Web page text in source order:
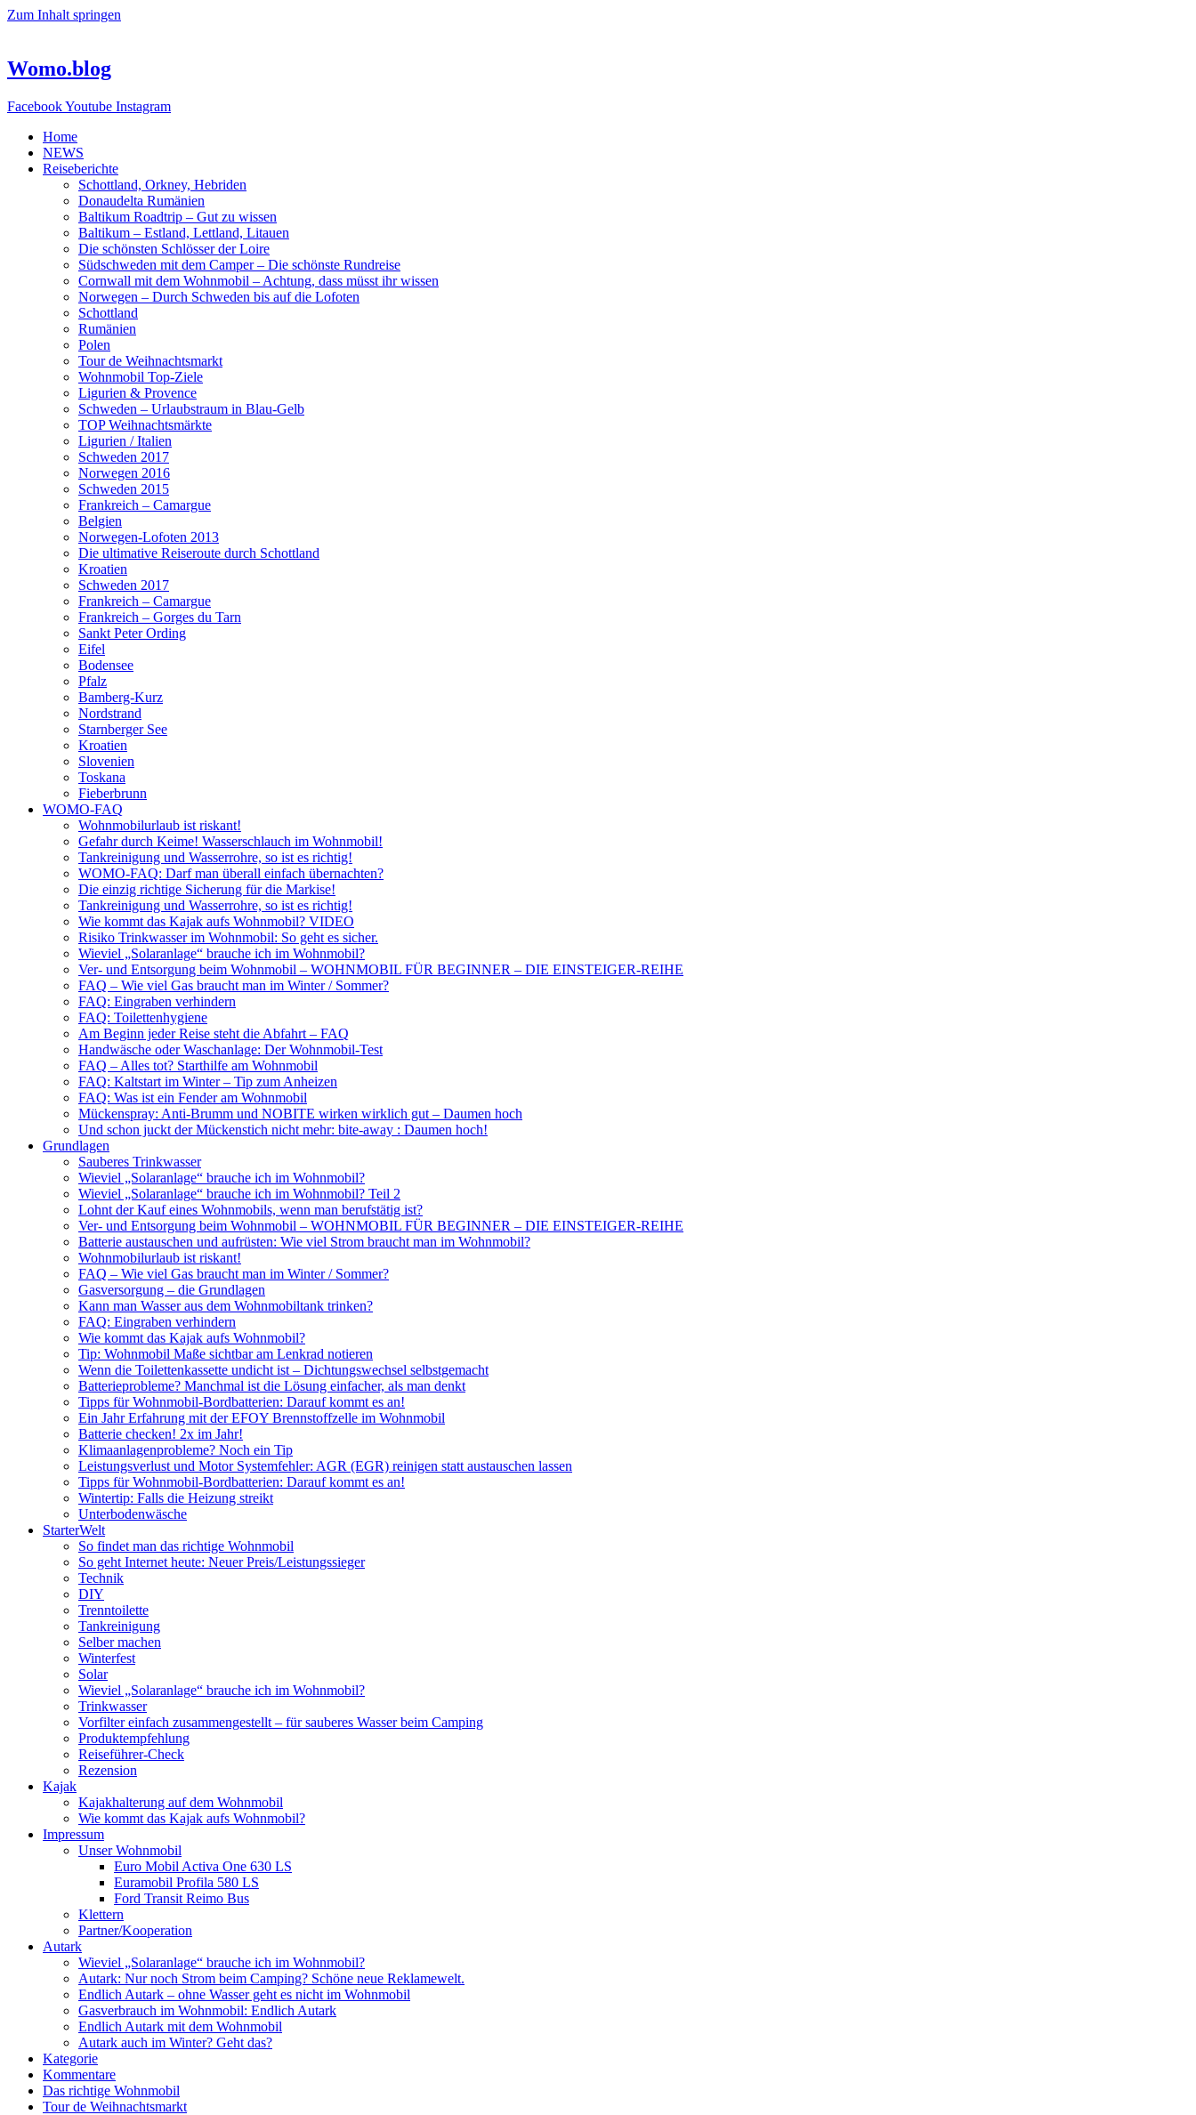
Zum Inhalt springen
Womo.blog
FacebookYoutube Instagram
Home
NEWS
Reiseberichte
Schottland, Orkney, Hebriden
Donaudelta Rumänien
Baltikum Roadtrip – Gut zu wissen
Baltikum – Estland, Lettland, Litauen
Die schönsten Schlösser der Loire
Südschweden mit dem Camper – Die schönste Rundreise
Cornwall mit dem Wohnmobil – Achtung, dass müsst ihr wissen
Norwegen – Durch Schweden bis auf die Lofoten
Schottland
Rumänien
Polen
Tour de Weihnachtsmarkt
Wohnmobil Top-Ziele
Ligurien & Provence
Schweden – Urlaubstraum in Blau-Gelb
TOP Weihnachtsmärkte
Ligurien / Italien
Schweden 2017
Norwegen 2016
Schweden 2015
Frankreich – Camargue
Belgien
Norwegen-Lofoten 2013
Die ultimative Reiseroute durch Schottland
Kroatien
Schweden 2017
Frankreich – Camargue
Frankreich – Gorges du Tarn
Sankt Peter Ording
Eifel
Bodensee
Pfalz
Bamberg-Kurz
Nordstrand
Starnberger See
Kroatien
Slovenien
Toskana
Fieberbrunn
WOMO-FAQ
Wohnmobilurlaub ist riskant!
Gefahr durch Keime! Wasserschlauch im Wohnmobil!
Tankreinigung und Wasserrohre, so ist es richtig!
WOMO-FAQ: Darf man überall einfach übernachten?
Die einzig richtige Sicherung für die Markise!
Tankreinigung und Wasserrohre, so ist es richtig!
Wie kommt das Kajak aufs Wohnmobil? VIDEO
Risiko Trinkwasser im Wohnmobil: So geht es sicher.
Wieviel „Solaranlage“ brauche ich im Wohnmobil?
Ver- und Entsorgung beim Wohnmobil – WOHNMOBIL FÜR BEGINNER – DIE EINSTEIGER-REIHE
FAQ – Wie viel Gas braucht man im Winter / Sommer?
FAQ: Eingraben verhindern
FAQ: Toilettenhygiene
Am Beginn jeder Reise steht die Abfahrt – FAQ
Handwäsche oder Waschanlage: Der Wohnmobil-Test
FAQ – Alles tot? Starthilfe am Wohnmobil
FAQ: Kaltstart im Winter – Tip zum Anheizen
FAQ: Was ist ein Fender am Wohnmobil
Mückenspray: Anti-Brumm und NOBITE wirken wirklich gut – Daumen hoch
Und schon juckt der Mückenstich nicht mehr: bite-away : Daumen hoch!
Grundlagen
Sauberes Trinkwasser
Wieviel „Solaranlage“ brauche ich im Wohnmobil?
Wieviel „Solaranlage“ brauche ich im Wohnmobil? Teil 2
Lohnt der Kauf eines Wohnmobils, wenn man berufstätig ist?
Ver- und Entsorgung beim Wohnmobil – WOHNMOBIL FÜR BEGINNER – DIE EINSTEIGER-REIHE
Batterie austauschen und aufrüsten: Wie viel Strom braucht man im Wohnmobil?
Wohnmobilurlaub ist riskant!
FAQ – Wie viel Gas braucht man im Winter / Sommer?
Gasversorgung – die Grundlagen
Kann man Wasser aus dem Wohnmobiltank trinken?
FAQ: Eingraben verhindern
Wie kommt das Kajak aufs Wohnmobil?
Tip: Wohnmobil Maße sichtbar am Lenkrad notieren
Wenn die Toilettenkassette undicht ist – Dichtungswechsel selbstgemacht
Batterieprobleme? Manchmal ist die Lösung einfacher, als man denkt
Tipps für Wohnmobil-Bordbatterien: Darauf kommt es an!
Ein Jahr Erfahrung mit der EFOY Brennstoffzelle im Wohnmobil
Batterie checken! 2x im Jahr!
Klimaanlagenprobleme? Noch ein Tip
Leistungsverlust und Motor Systemfehler: AGR (EGR) reinigen statt austauschen lassen
Tipps für Wohnmobil-Bordbatterien: Darauf kommt es an!
Wintertip: Falls die Heizung streikt
Unterbodenwäsche
StarterWelt
So findet man das richtige Wohnmobil
So geht Internet heute: Neuer Preis/Leistungssieger
Technik
DIY
Trenntoilette
Tankreinigung
Selber machen
Winterfest
Solar
Wieviel „Solaranlage“ brauche ich im Wohnmobil?
Trinkwasser
Vorfilter einfach zusammengestellt – für sauberes Wasser beim Camping
Produktempfehlung
Reiseführer-Check
Rezension
Kajak
Kajakhalterung auf dem Wohnmobil
Wie kommt das Kajak aufs Wohnmobil?
Impressum
Unser Wohnmobil
Euro Mobil Activa One 630 LS
Euramobil Profila 580 LS
Ford Transit Reimo Bus
Klettern
Partner/Kooperation
Autark
Wieviel „Solaranlage“ brauche ich im Wohnmobil?
Autark: Nur noch Strom beim Camping? Schöne neue Reklamewelt.
Endlich Autark – ohne Wasser geht es nicht im Wohnmobil
Gasverbrauch im Wohnmobil: Endlich Autark
Endlich Autark mit dem Wohnmobil
Autark auch im Winter? Geht das?
Kategorie
Kommentare
Das richtige Wohnmobil
Tour de Weihnachtsmarkt